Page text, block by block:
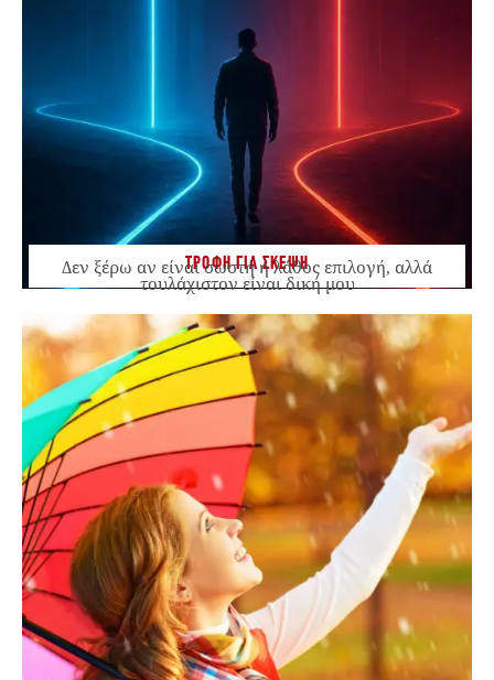
ΤΡΟΦΗ ΓΙΑ ΣΚΕΨΗ
Δεν ξέρω αν είναι σωστή ή λάθος επιλογή, αλλά
τουλάχιστον είναι δική μου